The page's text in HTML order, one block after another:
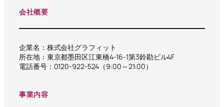
会社概要
企業名：株式会社グラフィット
所在地：東京都墨田区江東橋4-16-1第3鈴勘ビル4F
電話番号：0120-922-524（9:00～21:00）
事業内容